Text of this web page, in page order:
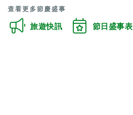
查看更多節慶盛事
旅遊快訊 節日盛事表